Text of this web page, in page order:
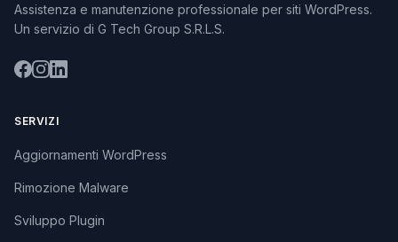
Assistenza e manutenzione professionale per siti WordPress.
Un servizio di G Tech Group S.R.L.S.
SERVIZI
Aggiornamenti WordPress
Rimozione Malware
Sviluppo Plugin